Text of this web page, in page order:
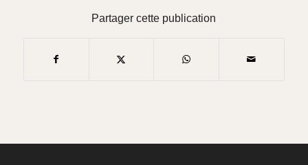
Partager cette publication